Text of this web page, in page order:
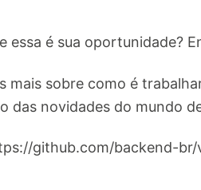
essa é sua oportunidade?
mais sobre como é
das novidades do mundo
github.com/backend-br/